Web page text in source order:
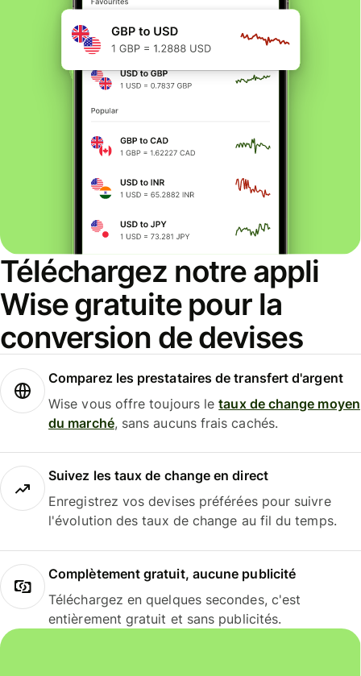
Téléchargez notre appli
Wise gratuite pour la
conversion de devises
Comparez les prestataires de transfert d'argent
Wise vous offre toujours letaux de change moyen
du marché, sans aucuns frais cachés.
Suivez les taux de change en direct
Enregistrez vos devises préférées pour suivre
l'évolution des taux de change au fil du temps.
Complètement gratuit, aucune publicité
Téléchargez en quelques secondes, c'est
entièrement gratuit et sans publicités.